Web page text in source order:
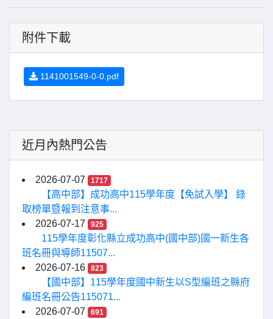
附件下載
1141001549-0-0.pdf
近月內熱門公告
2026-07-07 1717
【高中部】成功高中115學年度【免試入學】 錄
取榜單暨報到注意事...
2026-07-17
925
115學年度彰化縣立成功高中(國中部)國一新生各
班名冊與導師11507...
2026-07-16
823
【國中部】115學年度國中新生以S型編班之縣府
編班名冊公告115071...
2026-07-07
691